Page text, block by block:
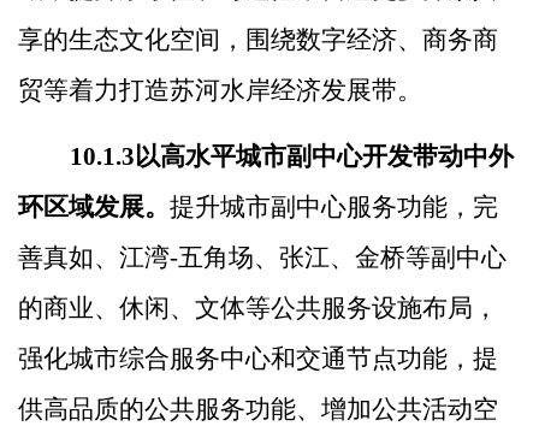
享的生态文化空间，围绕数字经济、商务商
贸等着力打造苏河水岸经济发展带。
10.1.3以高水平城市副中心开发带动中外
环区域发展。 提升城市副中心服务功能， 完
善真如、江湾-五角场、张江、金桥等副中心
的商业、休闲、文体等公共服务设施布局，
强化城市综合服务中心和交通节点功能，提
供高品质的公共服务功能、增加公共活动空